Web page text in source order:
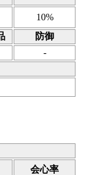
10%
防御
-
会心率